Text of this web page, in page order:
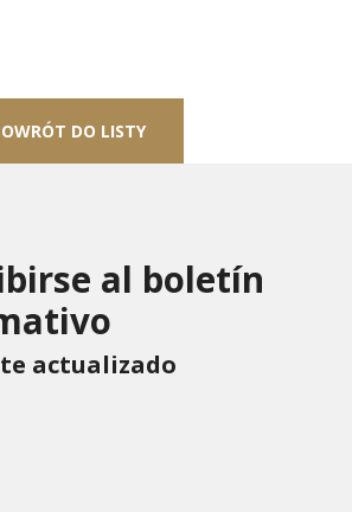
DO LISTY
al boletín
actualizado